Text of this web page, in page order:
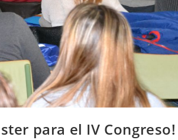
para el IV Congreso!